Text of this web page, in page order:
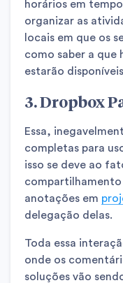
horários em
organizar as
locais em que os
como saber a que
estarão
3. Dropbox
Essa,
completas para
isso se deve ao
anotações em
delegação delas.
Toda essa
onde os
soluções vão